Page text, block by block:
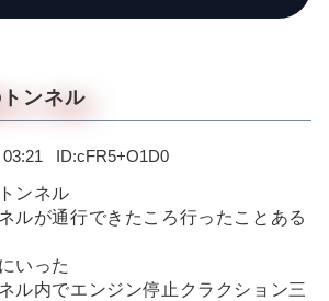
ンネル
cFR5+O1D0
ンネル
ルが通行できたころ行ったことある
いった
ル内でエンジン停止クラクション三